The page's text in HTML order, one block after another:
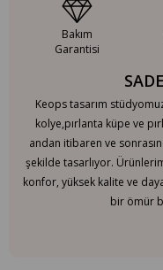
Keops tasarım
kolye,pırlanta küpe ve
andan itibaren ve
şekilde tasarlıyor.
konfor, yüksek kalite ve
bir ömür
Bakım
Garantisi